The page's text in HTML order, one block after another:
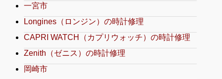
一宮市
Longines（ロンジン）の時計修理
CAPRI WATCH（カプリウォッチ）の時計修理
Zenith（ゼニス）の時計修理
岡崎市